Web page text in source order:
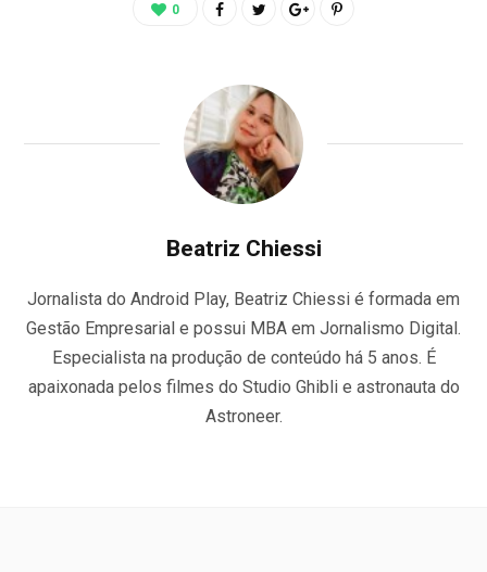
0
Beatriz Chiessi
Jornalista do Android Play, Beatriz Chiessi é formada em
Gestão Empresarial e possui MBA em Jornalismo Digital.
Especialista na produção de conteúdo há 5 anos. É
apaixonada pelos filmes do Studio Ghibli e astronauta do
Astroneer.